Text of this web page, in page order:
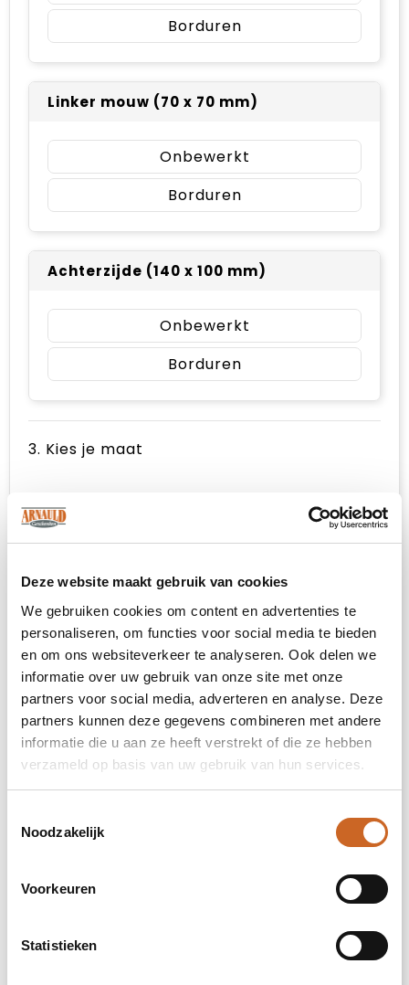
Deze website maakt gebruik van cookies
We gebruiken cookies om content en advertenties te
personaliseren, om functies voor social media te bieden
en om ons websiteverkeer te analyseren. Ook delen we
informatie over uw gebruik van onze site met onze
partners voor social media, adverteren en analyse. Deze
partners kunnen deze gegevens combineren met andere
informatie die u aan ze heeft verstrekt of die ze hebben
verzameld op basis van uw gebruik van hun services.
Noodzakelijk
Voorkeuren
Statistieken
Borduren
Linker mouw (70 x 70 mm)
Onbewerkt
Borduren
Achterzijde (140 x 100 mm)
Onbewerkt
Borduren
3. Kies je maat
S
L
XL
XXL
3XL
4XL
Prijsopgave
Selecteer jouw opties voor de prijsopgave.